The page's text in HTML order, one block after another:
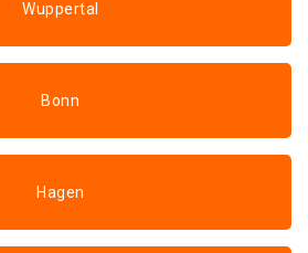
Wuppertal
Bonn
Hagen